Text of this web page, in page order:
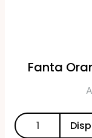
Fanta